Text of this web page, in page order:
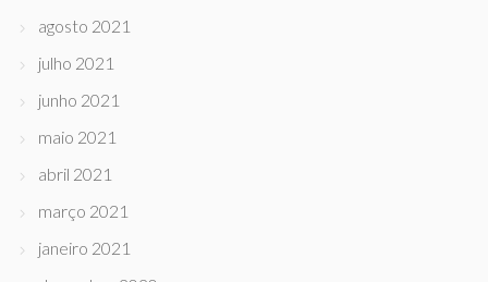
agosto 2021
julho 2021
junho 2021
maio 2021
abril 2021
março 2021
janeiro 2021